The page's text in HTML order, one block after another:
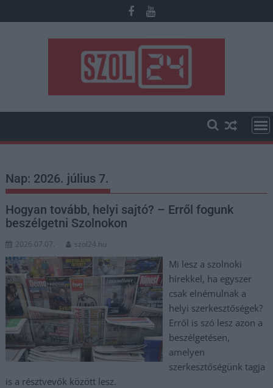
to
Nap: 2026. július 7.
Hogyan tovább, helyi sajtó? – Erről fogunk
beszélgetni Szolnokon
2026.07.07. szol24.hu
Mi lesz a szolnoki
hírekkel, ha egyszer
csak elnémulnak a
helyi szerkesztőségek?
Erről is szó lesz azon a
beszélgetésen,
amelyen
szerkesztőségünk tagja
is a résztvevők között lesz.